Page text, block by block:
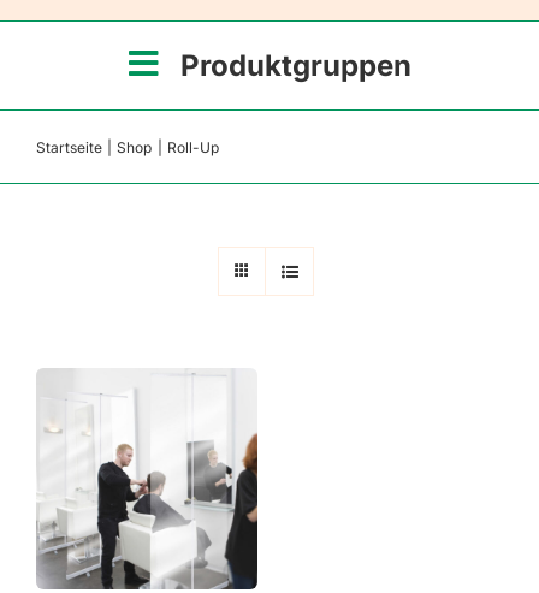
Produktgruppen
Startseite Shop Roll-Up